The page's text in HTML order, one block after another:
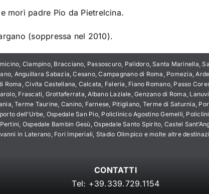
morì padre Pio da Pietrelcina.
(soppressa nel 2010).
Ciampino, Bracciano, Passoscuro, Palidoro, Santa Marinella,
Anguillara Sabazia, Cesano, Campagnano di Roma, Pomezia,
Civita Castellana, Calcata, Faleria, Fiano Romano, Passo
Frascati, Grottaferrata, Albano Laziale, Genzano di Roma,
Terme Taurine, Canino, Farnese, Pitigliano, Terme di Saturnia,
dell’Urbe, Ospedale San Pio, Policlinico Agostino Gemelli,
Ospedale Bambin Gesù, Ospedale Santo Spirito, Castel
in Laterano, Fori Imperiali, Stadio Olimpico e molte altre
CONTATTI
Tel: +39.339.729.1154